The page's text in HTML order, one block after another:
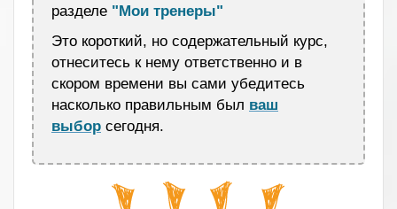
разделе "Мои тренеры"
Это короткий, но содержательный курс,
отнеситесь к нему ответственно и в
скором времени вы сами убедитесь
насколько правильным был ваш
выбор сегодня.